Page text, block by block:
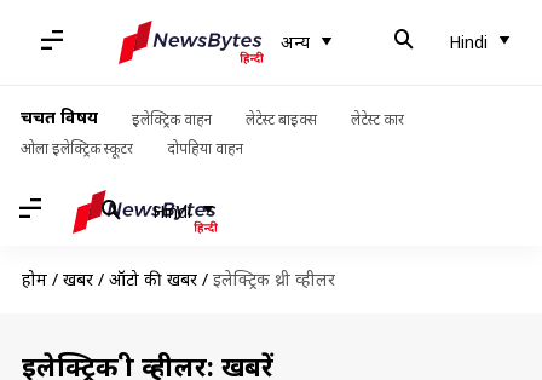
अन्य Hindi
चर्चित विषय इलेक्ट्रिक वाहन लेटेस्ट बाइक्स
लेटेस्ट कार
ओला इलेक्ट्रिक स्कूटर
दोपहिया वाहन
Hindi
होम / खबरें / ऑटो की खबरें / इलेक्ट्रिक थ्री व्हीलर
इलेक्ट्रिक थ्री व्हीलर: खबरें